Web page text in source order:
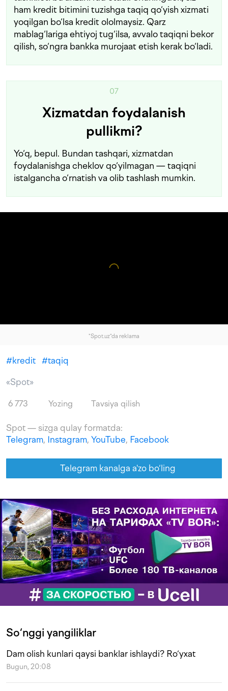
ham kredit bitimini tuzishga taqiq qo‘yish xizmati
yoqilgan bo‘lsa kredit ololmaysiz. Qarz
mablag‘lariga ehtiyoj tug‘ilsa, avvalo taqiqni bekor
qilish, so‘ngra bankka murojaat etish kerak bo‘ladi.
07
Xizmatdan foydalanish
pullikmi?
Yo‘q, bepul. Bundan tashqari, xizmatdan
foydalanishga cheklov qo‘yilmagan — taqiqni
istalgancha o‘rnatish va olib tashlash mumkin.
"Spot.uz"da reklama
#kredit #taqiq
«Spot»
6 773 Yozing Tavsiya qilish
Spot — sizga qulay formatda:
Telegram, Instagram, YouTube, Facebook
Telegram kanalga a'zo bo‘ling
So‘nggi yangiliklar
Dam olish kunlari qaysi banklar ishlaydi? Ro‘yxat
Bugun, 20:08